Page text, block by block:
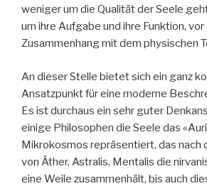
weniger um die Qualität der Seele
um ihre Aufgabe und ihre Funktion, vor
Zusammenhang mit dem physischen
An dieser Stelle bietet sich ein ganz
Ansatzpunkt für eine moderne
Es ist durchaus ein sehr guter
einige Philosophen die Seele das
Mikrokosmos repräsentiert, das nach
von Äther, Astralis, Mentalis die
eine Weile zusammenhält, bis auch